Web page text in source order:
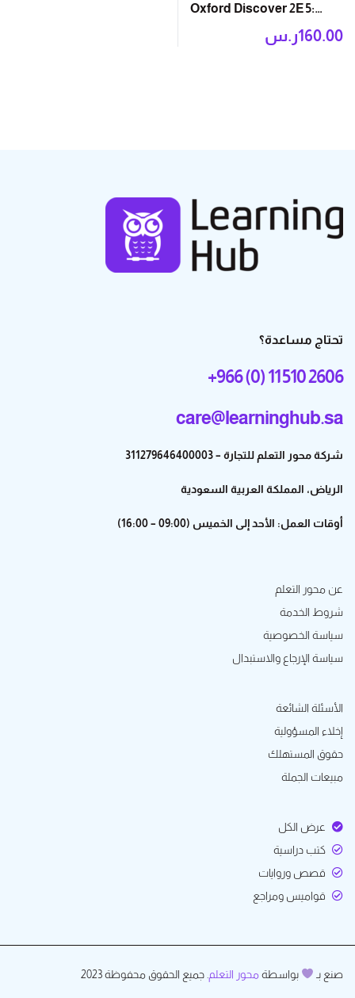
Oxford Discover 2E 5:
Student Book with App
ر.س160.00
تحتاج مساعدة؟
+966 (0) 11 510 2606
care@learninghub.sa
شركة محور التعلم للتجارة – 311279646400003
الرياض، المملكة العربية السعودية
أوقات العمل: الأحد إلى الخميس (09:00 – 16:00)
عن محور التعلم
شروط الخدمة
سياسة الخصوصية
سياسة الإرجاع والاستبدال
الأسئلة الشائعة
إخلاء المسؤولية
حقوق المستهلك
مبيعات الجملة
عرض الكل
كتب دراسية
قصص وروايات
قواميس ومراجع
صنع بـ بواسطةمحور التعلم . جميع الحقوق محفوظة 2023